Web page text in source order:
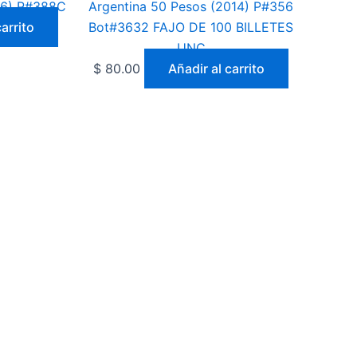
P#388C
Argentina 50 Pesos (2014) P#356
Bot#3632 FAJO DE 100 BILLETES
UNC
$ 80.00 Añadir al carrito